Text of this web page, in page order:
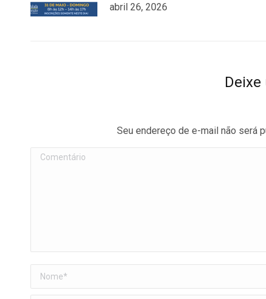
abril 26, 2026
Seu endereço de e-mail não será
Comentário
Nome *